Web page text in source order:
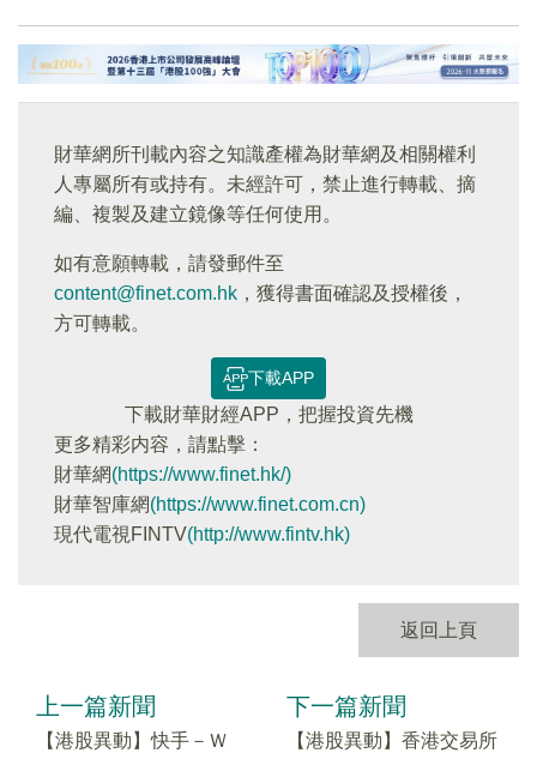
財華網所刊載內容之知識產權為財華網及相關權利
人專屬所有或持有。未經許可，禁止進行轉載、摘
編、複製及建立鏡像等任何使用。
如有意願轉載，請發郵件至
content@finet.com.hk ，獲得書面確認及授權後，
方可轉載。
下載APP
下載財華財經APP，把握投資先機
更多精彩内容，請點擊：
財華網(https://www.finet.hk/)
財華智庫網(https://www.finet.com.cn)
現代電視FINTV(http://www.fintv.hk)
返回上頁
上一篇新聞
【港股異動】快手－Ｗ
下一篇新聞
【港股異動】香港交易所